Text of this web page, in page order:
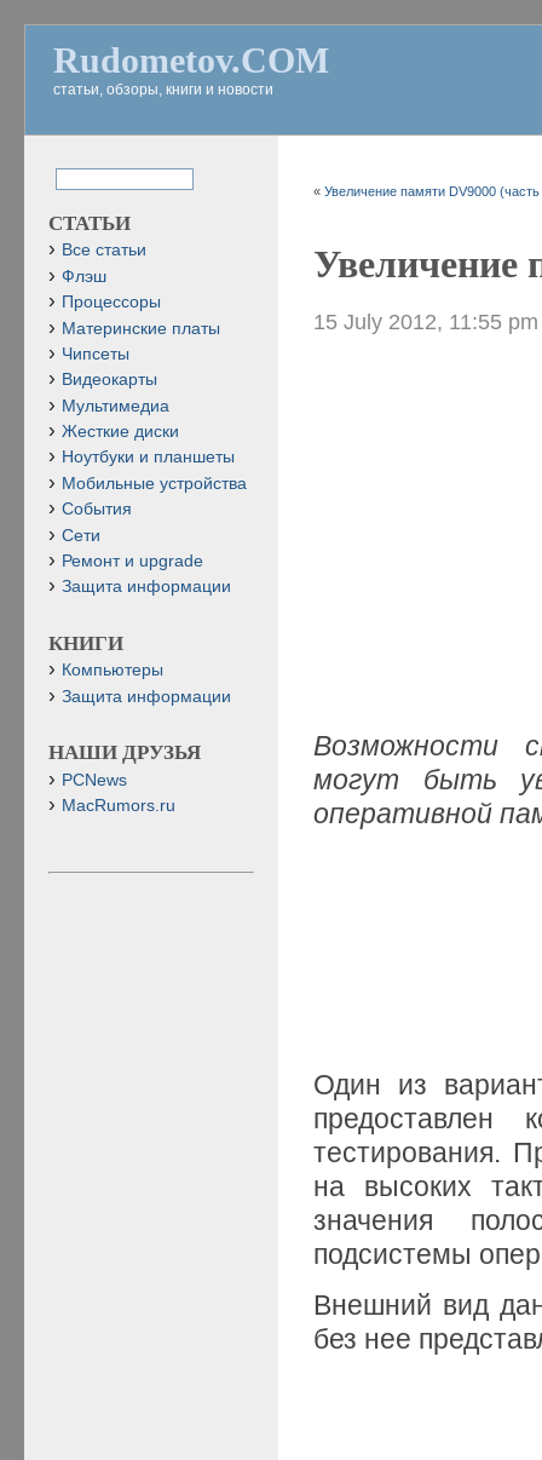
Rudometov.COM
статьи, обзоры, книги и новости
«Увеличение памяти DV9000
Увеличение
15 July 2012, 11:55 pm
Возможности
могут быть
оперативной
Один из
предоставлен
тестирования.
на высоких
значения
подсистемы
Внешний вид
без нее
СТАТЬИ
Все статьи
Флэш
Процессоры
Материнские платы
Чипсеты
Видеокарты
Мультимедиа
Жесткие диски
Ноутбуки и планшеты
Мобильные устройства
События
Сети
Ремонт и upgrade
Защита информации
КНИГИ
Компьютеры
Защита информации
НАШИ ДРУЗЬЯ
PCNews
MacRumors.ru